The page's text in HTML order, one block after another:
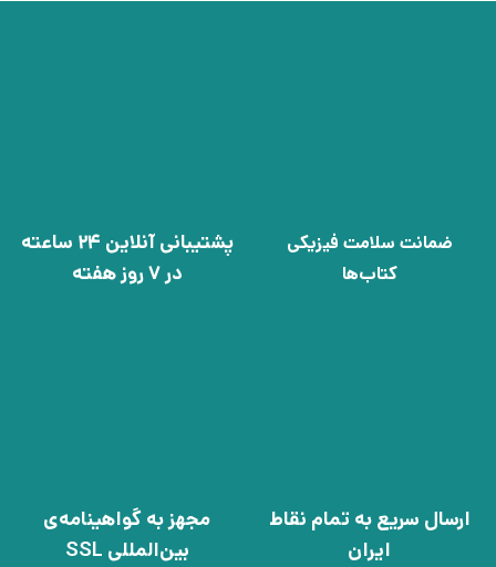
ضمانت سلامت فیزیکی
کتاب‌ها
پشتیبانی آنلاین 24 ساعته
در 7 روز هفته
ارسال سریع به تمام نقاط
ایران
مجهز به گواهینامه‌ی
بین‌المللی SSL